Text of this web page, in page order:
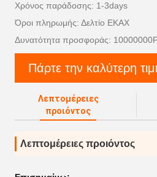
Χρόνος παράδοσης: 1-3days
Όροι πληρωμής: Δελτίο ΕΚΑΧ
Δυνατότητα προσφοράς:
Πάρτε την καλύτερη
Λεπτομέρειες
προιόντος
Λεπτομέρειες προιόντος